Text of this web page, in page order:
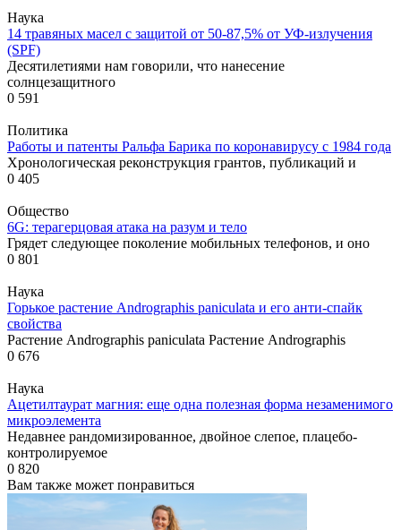
Наука
14 травяных масел с защитой от 50-87,5% от УФ-излучения
(SPF)
Десятилетиями нам говорили, что нанесение
солнцезащитного
0 591
Политика
Работы и патенты Ральфа Барика по коронавирусу с 1984 года
Хронологическая реконструкция грантов, публикаций и
0 405
Общество
6G: терагерцовая атака на разум и тело
Грядет следующее поколение мобильных телефонов, и оно
0 801
Наука
Горькое растение Andrographis paniculata и его анти-спайк
свойства
Растение Andrographis paniculata Растение Andrographis
0 676
Наука
Ацетилтаурат магния: еще одна полезная форма незаменимого
микроэлемента
Недавнее рандомизированное, двойное слепое, плацебо-
контролируемое
0 820
Вам также может понравиться